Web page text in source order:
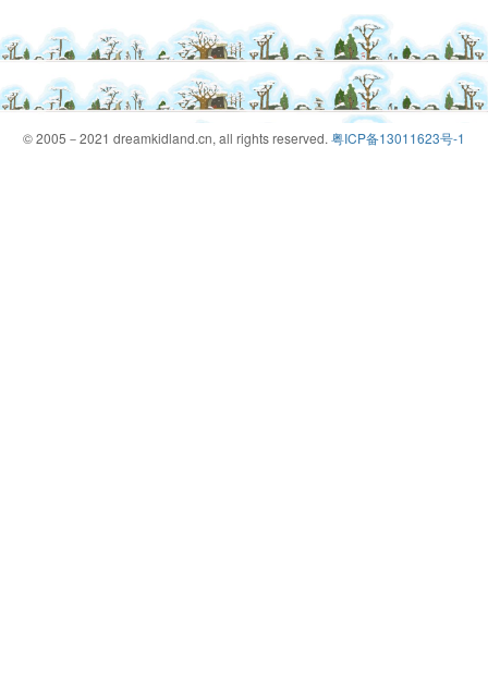
© 2005－2021 dreamkidland.cn, all rights reserved. 粤ICP备13011623号-1